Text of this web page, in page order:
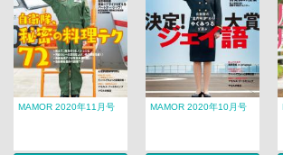
MAMOR 2020年11月号 MAMOR 2020年10月号